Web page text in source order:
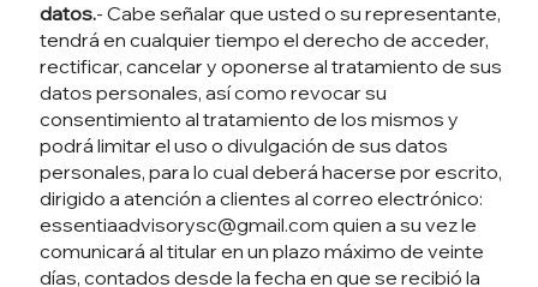
datos.- Cabe señalar que usted o su representante,
tendrá en cualquier tiempo el derecho de acceder,
rectificar, cancelar y oponerse al tratamiento de sus
datos personales, así como revocar su
consentimiento al tratamiento de los mismos y
podrá limitar el uso o divulgación de sus datos
personales, para lo cual deberá hacerse por escrito,
dirigido a atención a clientes al correo electrónico:
essentiaadvisorysc@gmail.com quien a su vez le
comunicará al titular en un plazo máximo de veinte
días, contados desde la fecha en que se recibió la